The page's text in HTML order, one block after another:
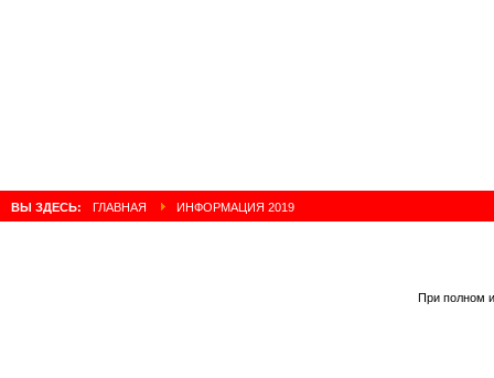
ВЫ ЗДЕСЬ: ГЛАВНАЯ ИНФОРМАЦИЯ 2019
При полном